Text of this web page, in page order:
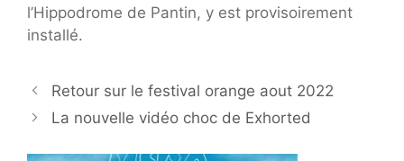
l’Hippodrome de Pantin, y est provisoirement
installé.
Retour sur le festival orange aout 2022
La nouvelle vidéo choc de Exhorted